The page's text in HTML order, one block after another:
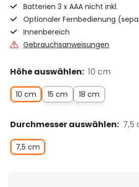
Batterien 3 x AAA nicht inkl.
Optionaler Fernbedienung
Innenbereich
Gebrauchsanweisungen
Höhe auswählen: 10 cm
10 cm 15 cm 18 cm
Durchmesser auswählen: 7,5
7,5 cm